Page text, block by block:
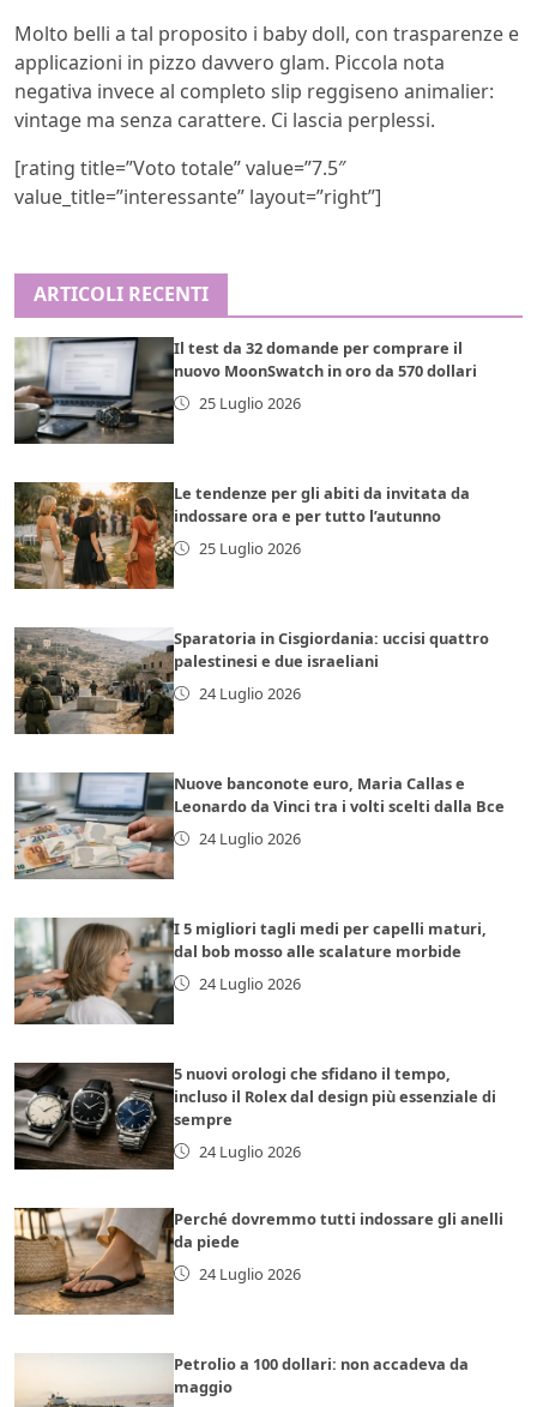
Molto belli a tal proposito i baby doll, con trasparenze e
applicazioni in pizzo davvero glam. Piccola nota
negativa invece al completo slip reggiseno animalier:
vintage ma senza carattere. Ci lascia perplessi.
[rating title=”Voto totale” value=”7.5″
value_title=”interessante” layout=”right”]
ARTICOLI RECENTI
Il test da 32 domande per comprare il
nuovo MoonSwatch in oro da 570 dollari
25 Luglio 2026
Le tendenze per gli abiti da invitata da
indossare ora e per tutto l’autunno
25 Luglio 2026
Sparatoria in Cisgiordania: uccisi quattro
palestinesi e due israeliani
24 Luglio 2026
Nuove banconote euro, Maria Callas e
Leonardo da Vinci tra i volti scelti dalla Bce
24 Luglio 2026
I 5 migliori tagli medi per capelli maturi,
dal bob mosso alle scalature morbide
24 Luglio 2026
5 nuovi orologi che sfidano il tempo,
incluso il Rolex dal design più essenziale di
sempre
24 Luglio 2026
Perché dovremmo tutti indossare gli anelli
da piede
24 Luglio 2026
Petrolio a 100 dollari: non accadeva da
maggio